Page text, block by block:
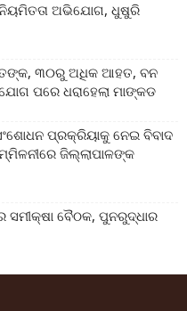
ଅଭିଯୋଗ, ଧୁଷୁରି
୩୦ରୁ ଅଧିକ ଆହତ, ବନ
ପରେ ଧରାହେଲା ମାଙ୍କଡ
ପ୍ରକ୍ରିୟାକୁ ନେଇ ବିବାଦ
ଜିଲ୍ଲାପାଳଙ୍କ
ବୈଠକ, ପୁନରୁଦ୍ଧାର